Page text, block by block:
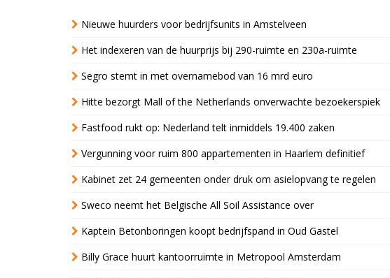
Nieuwe huurders voor bedrijfsunits in Amstelveen
Het indexeren van de huurprijs bij 290-ruimte en 230a-ruimte
Segro stemt in met overnamebod van 16 mrd euro
Hitte bezorgt Mall of the Netherlands onverwachte bezoekerspiek
Fastfood rukt op: Nederland telt inmiddels 19.400 zaken
Vergunning voor ruim 800 appartementen in Haarlem definitief
Kabinet zet 24 gemeenten onder druk om asielopvang te regelen
Sweco neemt het Belgische All Soil Assistance over
Kaptein Betonboringen koopt bedrijfspand in Oud Gastel
Billy Grace huurt kantoorruimte in Metropool Amsterdam